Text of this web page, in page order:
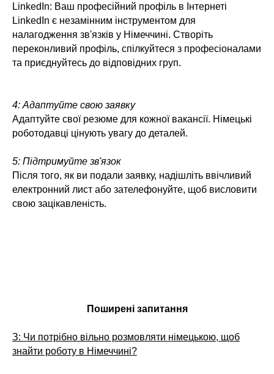
LinkedIn: Ваш професійний профіль в Інтернеті
LinkedIn є незамінним інструментом для
налагодження зв'язків у Німеччині. Створіть
переконливий профіль, спілкуйтеся з професіоналами
та приєднуйтесь до відповідних груп.
4: Адаптуйте свою заявку
Адаптуйте свої резюме для кожної вакансії. Німецькі
роботодавці цінують увагу до деталей.
5: Підтримуйте зв'язок
Після того, як ви подали заявку, надішліть ввічливий
електронний лист або зателефонуйте, щоб висловити
свою зацікавленість.
Поширені запитання
З: Чи потрібно вільно розмовляти німецькою, щоб
знайти роботу в Німеччині?